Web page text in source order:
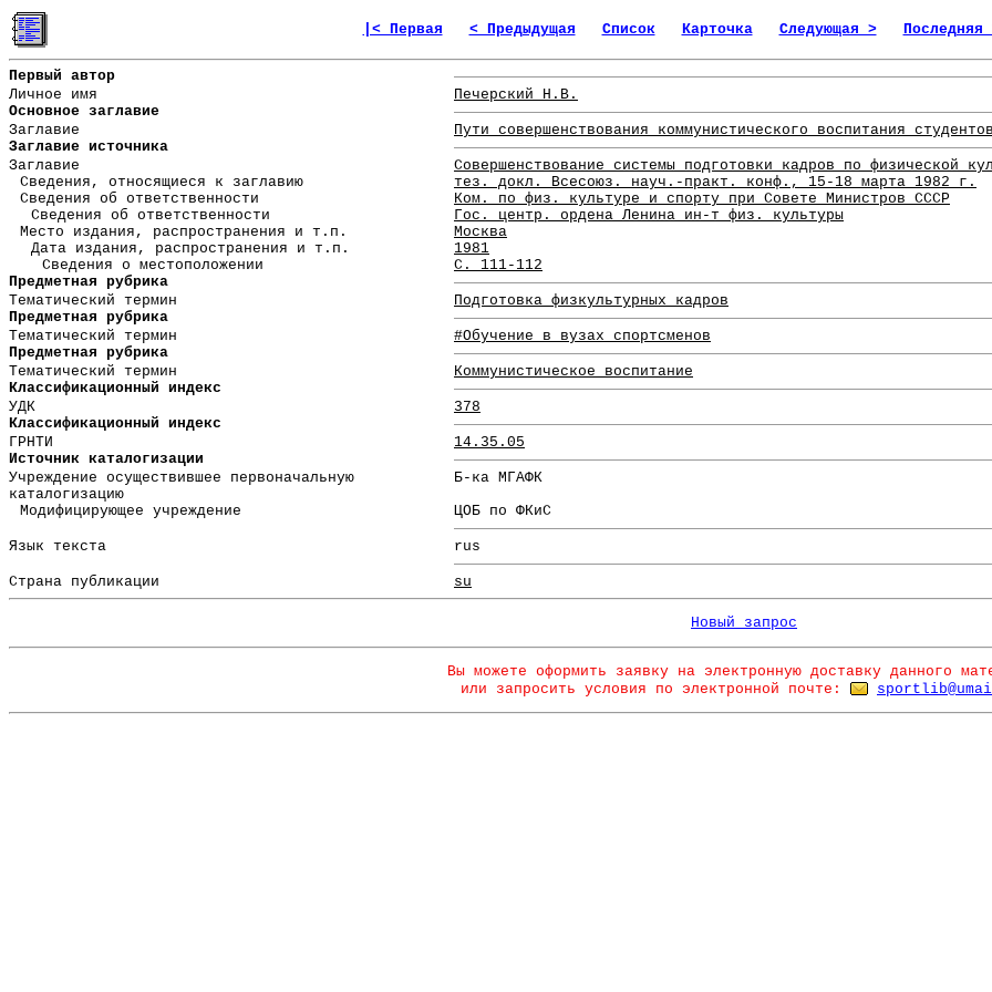
|< Первая < Предыдущая Список Карточка Следующая > Последняя
Первый автор
Личное имя
Печерский Н.В.
Основное заглавие
Заглавие
Пути совершенствования коммунистического воспитания
Заглавие источника
Заглавие
Совершенствование системы подготовки кадров по физической
Сведения, относящиеся к заглавию
тез. докл. Всесоюз. науч.-практ. конф., 15-18 марта 1982 г.
Сведения об ответственности
Ком. по физ. культуре и спорту при Совете Министров СССР
Сведения об ответственности
Гос. центр. ордена Ленина ин-т физ. культуры
Место издания, распространения и т.п.
Москва
Дата издания, распространения и т.п.
1981
Сведения о местоположении
С. 111-112
Предметная рубрика
Тематический термин
Подготовка физкультурных кадров
Предметная рубрика
Тематический термин
#Обучение в вузах спортсменов
Предметная рубрика
Тематический термин
Коммунистическое воспитание
Классификационный индекс
УДК
378
Классификационный индекс
ГРНТИ
14.35.05
Источник каталогизации
Учреждение осуществившее первоначальную
каталогизацию
Б-ка МГАФК
Модифицирующее учреждение
ЦОБ по ФКиС
Язык текста rus
Страна публикации su
Новый запрос
Вы можете оформить заявку на электронную доставку данного
или запросить условия по электронной почте: